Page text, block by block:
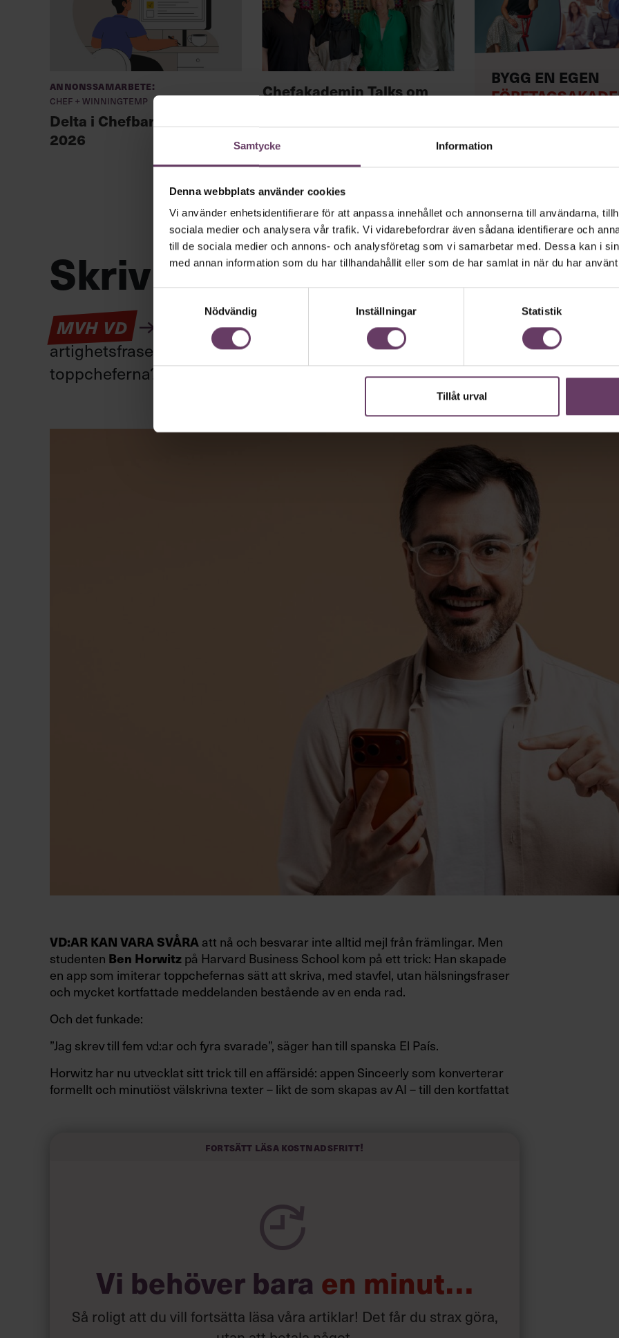
Samtycke Information
Denna webbplats använder cookies
Vi använder enhetsidentifierare för att anpassa innehållet och annonserna till användarna,
sociala medier och analysera vår trafik. Vi vidarebefordrar även sådana identifierare och
till de sociala medier och annons- och analysföretag som vi samarbetar med. Dessa kan i
med annan information som du har tillhandahållit eller som de har samlat in när du har
Nödvändig
Inställningar Statistik
Tillåt urval
Annonssamarbete:
Chef + Winningtemp
Delta i Chefbarometern
2026
Chefakademin Talks om
BYGG EN EGEN
LÄS MER
Skriv som en vd med en app
MVH VD
Kan en app som förvandlar text till korthugget vd-språk – utan
artighetsfraser, men gärna stavfel – vara vägen för den som vill nå fram till
toppcheferna?
VD:AR KAN VARA SVÅRA att nå och besvarar inte alltid mejl från främlingar. Men
studenten Ben Horwitz på Harvard Business School kom på ett trick: Han skapade
en app som imiterar toppchefernas sätt att skriva, med stavfel, utan hälsningsfraser
och mycket kortfattade meddelanden bestående av en enda rad.
Och det funkade:
”Jag skrev till fem vd:ar och fyra svarade”, säger han till spanska El País.
Horwitz har nu utvecklat sitt trick till en affärsidé: appen Sinceerly som konverterar
formellt och minutiöst välskrivna texter – likt de som skapas av AI – till den kortfattat
Fortsätt läsa kostnadsfritt!
Vi behöver bara en minut…
Så roligt att du vill fortsätta läsa våra artiklar! Det får du strax göra,